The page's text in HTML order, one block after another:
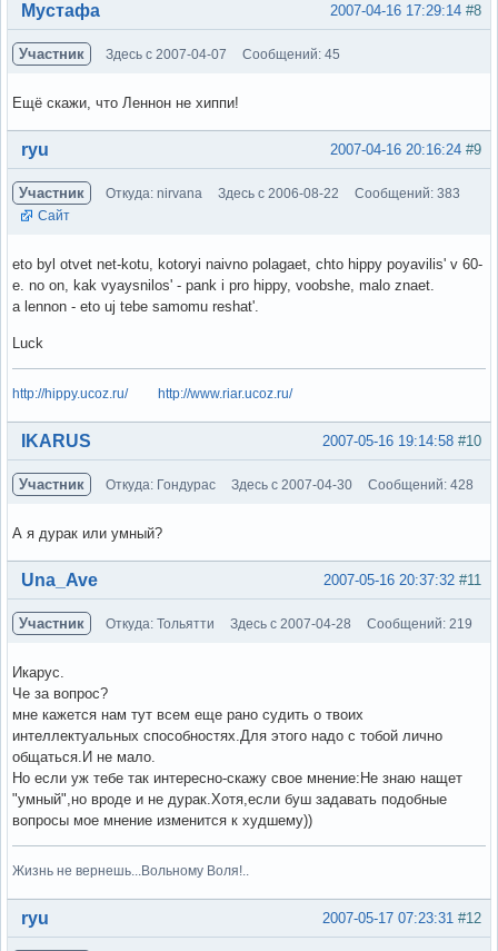
Вне форума #8
2007-04-16 17:29:14
Мустафа
Участник Здесь с 2007-04-07 Сообщений: 45
Ещё скажи, что Леннон не хиппи!
Вне форума #9
2007-04-16 20:16:24
ryu
Участник Откуда: nirvana Здесь с 2006-08-22
Сообщений: 383
Сайт
eto byl otvet net-kotu, kotoryi naivno polagaet, chto hippy poyavilis' v 60-
e. no on, kak vyaysnilos' - pank i pro hippy, voobshe, malo znaet.
a lennon - eto uj tebe samomu reshat'.
Luck
http://hippy.ucoz.ru/ http://www.riar.ucoz.ru/
Вне форума #10
2007-05-16 19:14:58
IKARUS
Участник Откуда: Гондурас Здесь с 2007-04-30 Сообщений: 428
А я дурак или умный?
Вне форума #11
2007-05-16 20:37:32
Una_Ave
Участник Откуда: Тольятти Здесь с 2007-04-28 Сообщений: 219
Икарус.
Че за вопрос?
мне кажется нам тут всем еще рано судить о твоих
интеллектуальных способностях.Для этого надо с тобой лично
общаться.И не мало.
Но если уж тебе так интересно-скажу свое мнение:Не знаю нащет
"умный",но вроде и не дурак.Хотя,если буш задавать подобные
вопросы мое мнение изменится к худшему))
Жизнь не вернешь...Вольному Воля!..
Вне форума #12
2007-05-17 07:23:31
ryu